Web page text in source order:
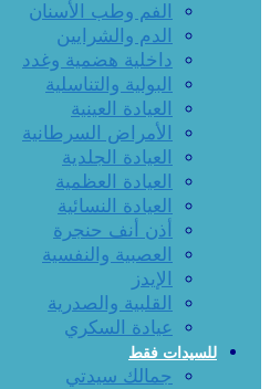
الفم وطب الأسنان
الدم والشرايين
داخلية هضمية وغدد
البولية والتناسلية
العيادة العينية
الأمراض السرطانية
العيادة الجلدية
العيادة العظمية
العيادة النسائية
أذن أنف حنجرة
العصبية والنفسية
الإيدز
القلبية والصدرية
عيادة السكري
للسيدات فقط
جمالك سيدتي